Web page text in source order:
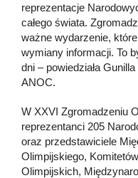
reprezentacje
całego świata.
ważne wydarzenie,
wymiany informacji. To
dni – powiedziała
ANOC.
W XXVI Zgromadzeniu
reprezentanci 205
oraz przedstawiciele
Olimpijskiego,
Olimpijskich,